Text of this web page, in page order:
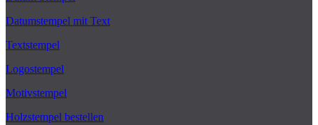
Datumstempel mit Text
Textstempel
Logostempel
Motivstempel
Holzstempel bestellen